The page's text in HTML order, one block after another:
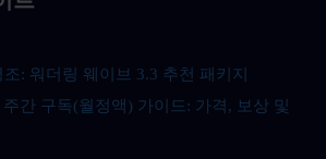
: 워더링 웨이브 3.3 추천 패키지
간 구독(월정액) 가이드: 가격, 보상 및